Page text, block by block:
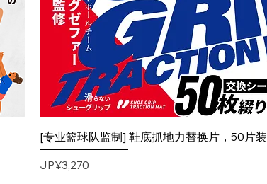
[专业篮球队监制] 鞋底抓地力替换片，50片装
價格
JP¥3,270